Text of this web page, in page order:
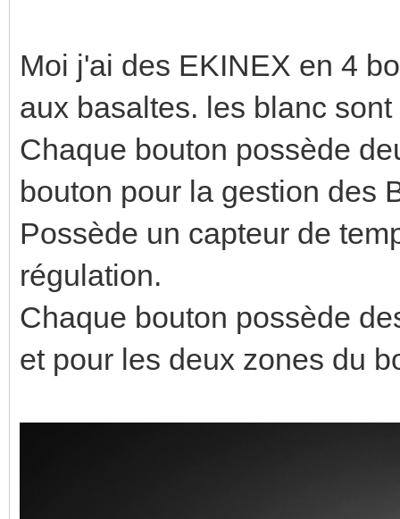
Moi j'ai des EKINEX en 4
aux basaltes. les blanc
Chaque bouton possède
bouton pour la gestion des
Possède un capteur de
régulation.
Chaque bouton possède
et pour les deux zones du